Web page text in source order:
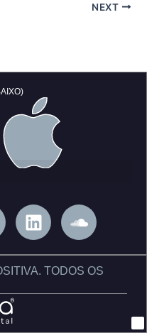
NEXT
L
i
k
d
S
o
n
c
TODOS OS